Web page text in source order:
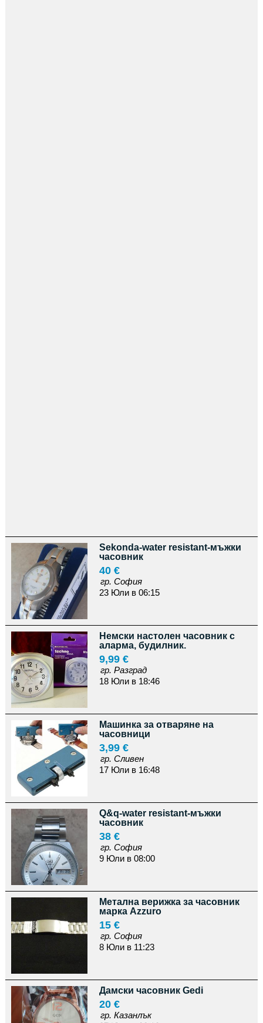
Sekonda-water resistant-мъжки
часовник
40 €
гр. София
23 Юли в 06:15
Немски настолен часовник с
аларма, будилник.
9,99 €
гр. Разград
18 Юли в 18:46
Машинка за отваряне на
часовници
3,99 €
гр. Сливен
17 Юли в 16:48
Q&q-water resistant-мъжки
часовник
38 €
гр. София
9 Юли в 08:00
Метална верижка за часовник
марка Аzzuro
15 €
гр. София
8 Юли в 11:23
Дамски часовник Gedi
20 €
гр. Казанлък